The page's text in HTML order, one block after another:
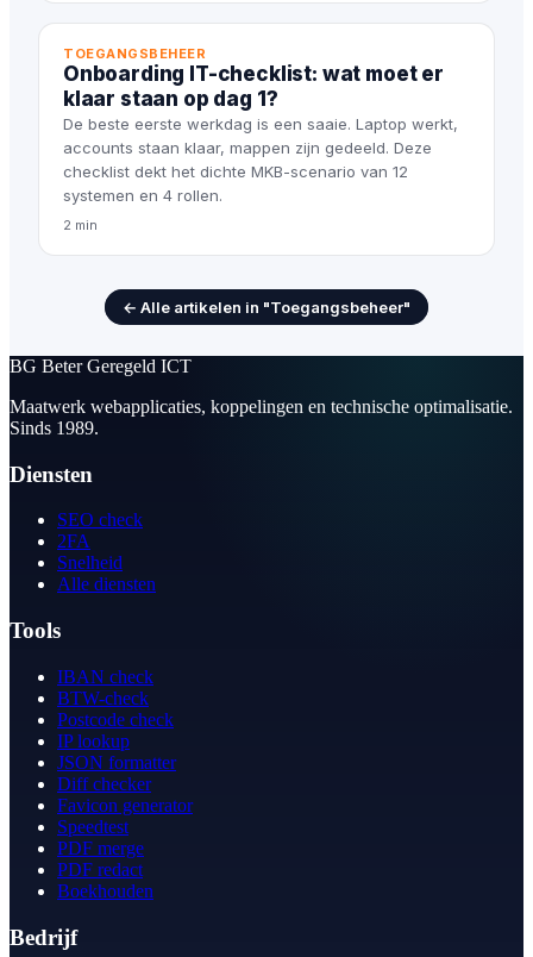
TOEGANGSBEHEER
Onboarding IT-checklist: wat moet er
klaar staan op dag 1?
De beste eerste werkdag is een saaie. Laptop werkt,
accounts staan klaar, mappen zijn gedeeld. Deze
checklist dekt het dichte MKB-scenario van 12
systemen en 4 rollen.
2 min
← Alle artikelen in "Toegangsbeheer"
BG Beter Geregeld ICT
Maatwerk webapplicaties, koppelingen en technische optimalisatie.
Sinds 1989.
Diensten
SEO check
2FA
Snelheid
Alle diensten
Tools
IBAN check
BTW-check
Postcode check
IP lookup
JSON formatter
Diff checker
Favicon generator
Speedtest
PDF merge
PDF redact
Boekhouden
Bedrijf